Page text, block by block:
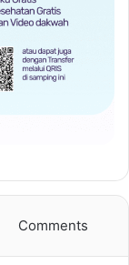
Comments